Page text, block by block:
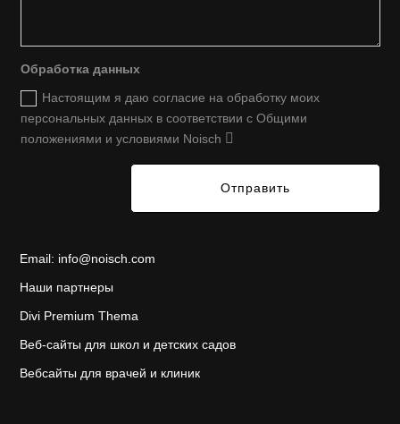
Обработка данных
Настоящим я даю согласие на обработку моих
персональных данных в соответствии с Общими
положениями и условиями Noisch
Отправить
Email: info@noisch.com
Наши партнеры
Divi Premium Thema
Веб-сайты для школ и детских садов
Вебсайты для врачей и клиник